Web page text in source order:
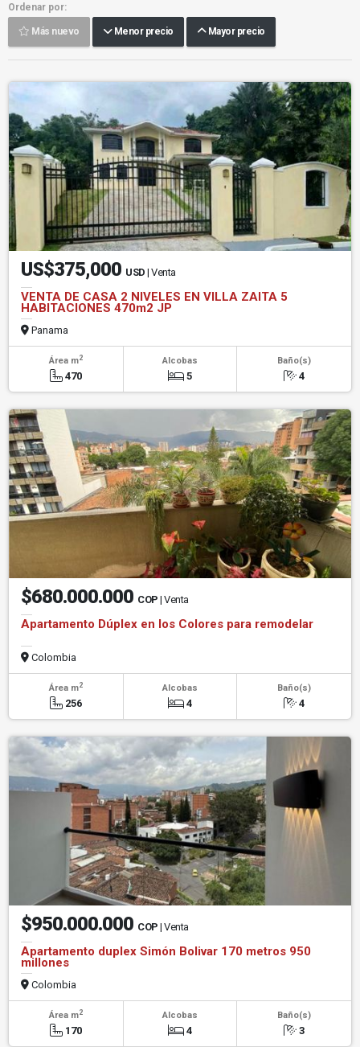
Ordenar por:
Más nuevo Menor precio Mayor precio
US$375,000 USD | Venta
VENTA DE CASA 2 NIVELES EN VILLA ZAITA 5
HABITACIONES 470m2 JP
Panama
Área m2
470
Alcobas
5
Baño(s)
4
$680.000.000 COP | Venta
Apartamento Dúplex en los Colores para remodelar
Colombia
Área m2
256
Alcobas
4
Baño(s)
4
$950.000.000 COP | Venta
Apartamento duplex Simón Bolivar 170 metros 950
millones
Colombia
Área m2
170
Alcobas
4
Baño(s)
3